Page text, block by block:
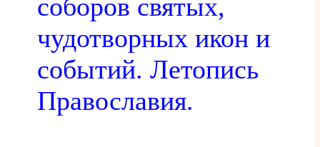
соборов святых,
чудотворных икон и
событий. Летопись
Православия.